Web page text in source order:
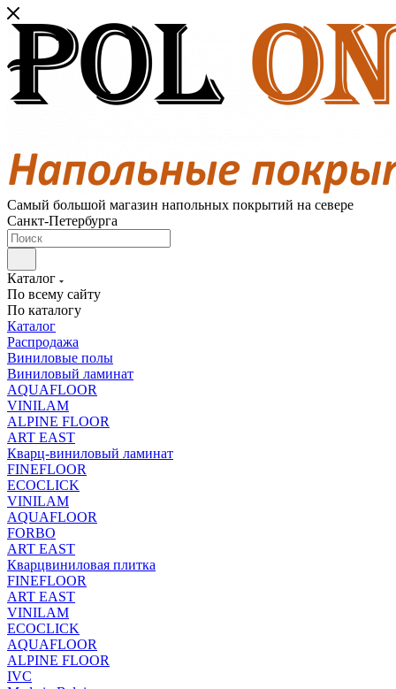
Самый большой магазин напольных покрытий на севере
Санкт-Петербурга
Каталог
По всему сайту
По каталогу
Каталог
Распродажа
Виниловые полы
Виниловый ламинат
AQUAFLOOR
VINILAM
ALPINE FLOOR
ART EAST
Кварц-виниловый ламинат
FINEFLOOR
ECOCLICK
VINILAM
AQUAFLOOR
FORBO
ART EAST
Кварцвиниловая плитка
FINEFLOOR
ART EAST
VINILAM
ECOCLICK
AQUAFLOOR
ALPINE FLOOR
IVC